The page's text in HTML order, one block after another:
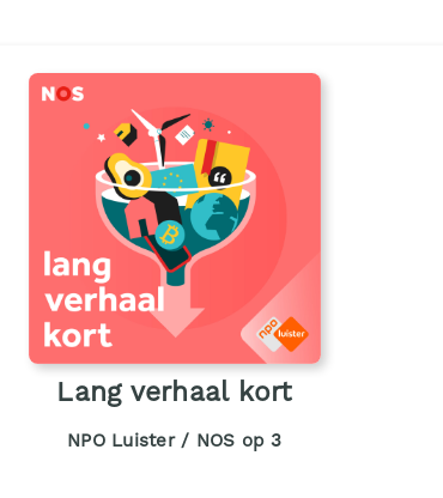
Lang verhaal kort
NPO Luister / NOS op 3